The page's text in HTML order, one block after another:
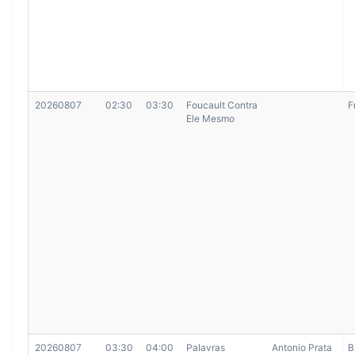
20260807 02:30 03:30
Foucault Contra
Ele Mesmo
20260807 03:30 04:00 Palavras Antonio Prata